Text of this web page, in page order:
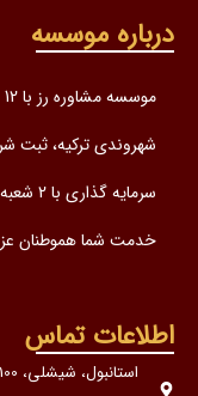
درباره موسسه
شهروندی ترکیه، ثبت
خدمت شما هموطنان
اطلاعات تماس